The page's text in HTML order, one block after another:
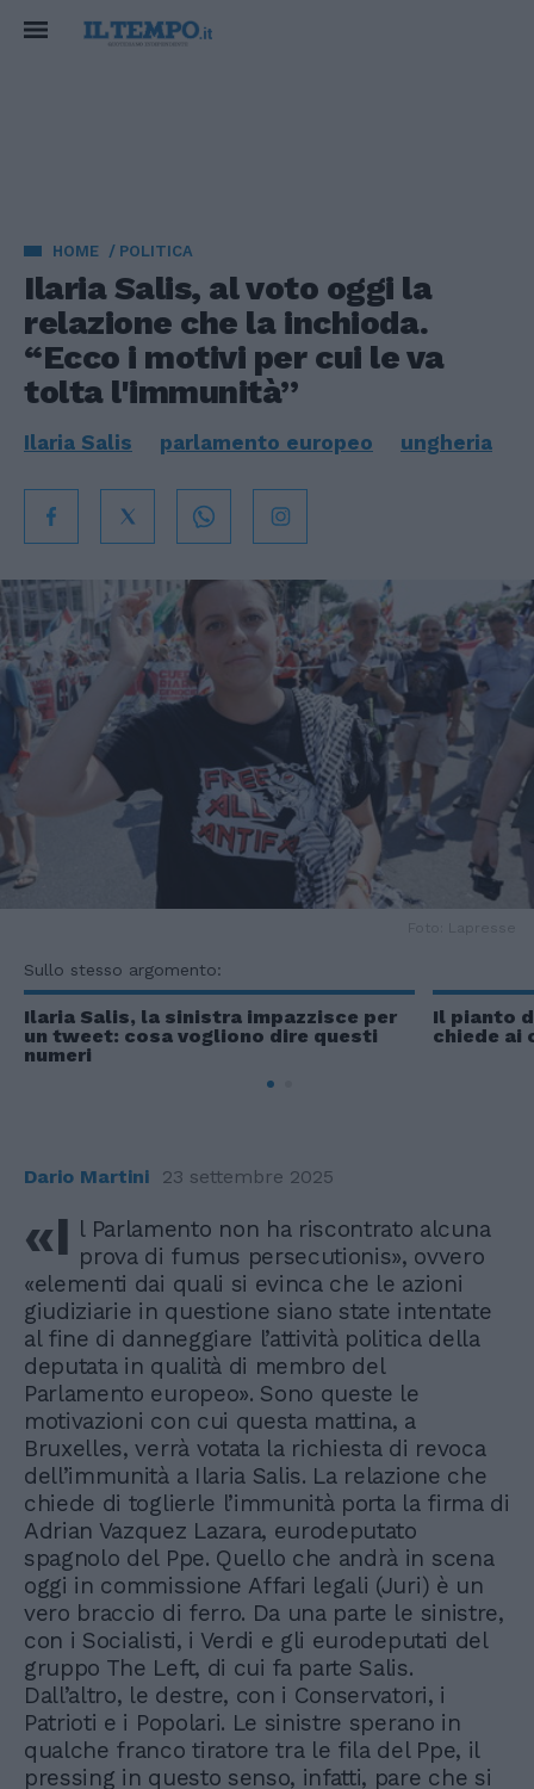
HOME POLITICA
Ilaria Salis, al voto oggi la
relazione che la inchioda.
“Ecco i motivi per cui le va
tolta l'immunità”
Ilaria Salis parlamento europeo ungheria
Sullo stesso argomento:
Ilaria Salis, la sinistra impazzisce per
un tweet: cosa vogliono dire questi
numeri
Il pianto
chiede ai
Dario Martini 23 settembre 2025
«I l Parlamento non ha riscontrato alcuna
prova di fumus persecutionis», ovvero
«elementi dai quali si evinca che le azioni
giudiziarie in questione siano state intentate
al fine di danneggiare l’attività politica della
deputata in qualità di membro del
Parlamento europeo». Sono queste le
motivazioni con cui questa mattina, a
Bruxelles, verrà votata la richiesta di revoca
dell’immunità a Ilaria Salis. La relazione che
chiede di toglierle l’immunità porta la firma di
Adrian Vazquez Lazara, eurodeputato
spagnolo del Ppe. Quello che andrà in scena
oggi in commissione Affari legali (Juri) è un
vero braccio di ferro. Da una parte le sinistre,
con i Socialisti, i Verdi e gli eurodeputati del
gruppo The Left, di cui fa parte Salis.
Dall’altro, le destre, con i Conservatori, i
Patrioti e i Popolari. Le sinistre sperano in
qualche franco tiratore tra le fila del Ppe, il
pressing in questo senso, infatti, pare che si